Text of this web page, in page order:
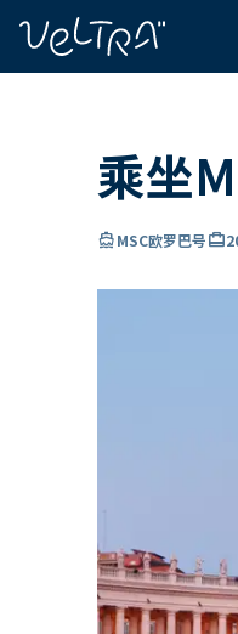
乘坐
directions_boatMSC欧罗巴号card_travel